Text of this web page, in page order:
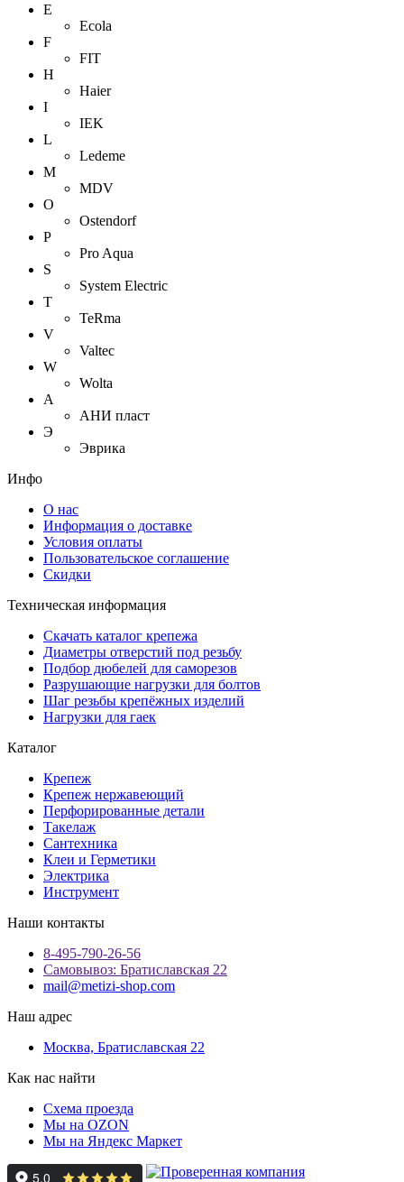
E
Ecola
F
FIT
H
Haier
I
IEK
L
Ledeme
M
MDV
O
Ostendorf
P
Pro Aqua
S
System Electric
T
TeRma
V
Valtec
W
Wolta
А
АНИ пласт
Э
Эврика
Инфо
О нас
Информация о доставке
Условия оплаты
Пользовательское соглашение
Скидки
Техническая информация
Скачать каталог крепежа
Диаметры отверстий под резьбу
Подбор дюбелей для саморезов
Разрушающие нагрузки для болтов
Шаг резьбы крепёжных изделий
Нагрузки для гаек
Каталог
Крепеж
Крепеж нержавеющий
Перфорированные детали
Такелаж
Сантехника
Клеи и Герметики
Электрика
Инструмент
Наши контакты
8-495-790-26-56
Самовывоз: Братиславская 22
mail@metizi-shop.com
Наш адрес
Москва, Братиславская 22
Как нас найти
Схема проезда
Мы на OZON
Мы на Яндекс Маркет